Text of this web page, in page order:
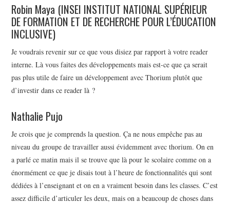
Robin Maya (INSEI INSTITUT NATIONAL SUPÉRIEUR
DE FORMATION ET DE RECHERCHE POUR L’ÉDUCATION
INCLUSIVE)
Je voudrais revenir sur ce que vous disiez par rapport à votre reader
interne. Là vous faites des développements mais est-ce que ça serait
pas plus utile de faire un développement avec Thorium plutôt que
d’investir dans ce reader là ?
Nathalie Pujo
Je crois que je comprends la question. Ça ne nous empêche pas au
niveau du groupe de travailler aussi évidemment avec thorium. On en
a parlé ce matin mais il se trouve que là pour le scolaire comme on a
énormément ce que je disais tout à l’heure de fonctionnalités qui sont
dédiées à l’enseignant et on en a vraiment besoin dans les classes. C’est
assez difficile d’articuler les deux, mais on a beaucoup de choses dans